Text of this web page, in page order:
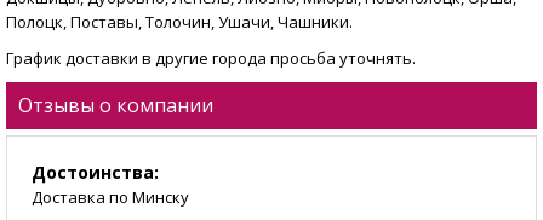
Полоцк, Поставы, Толочин, Ушачи, Чашники.
График доставки в другие города просьба уточнять.
Отзывы о компании
Достоинства:
Доставка по Минску